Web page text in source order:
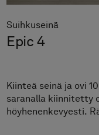
Suihkuseinä
Epic 4
Kiinteä seinä ja ovi
saranalla kiinnitetty
höyhenenkevyesti.